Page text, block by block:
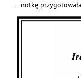
– notkę